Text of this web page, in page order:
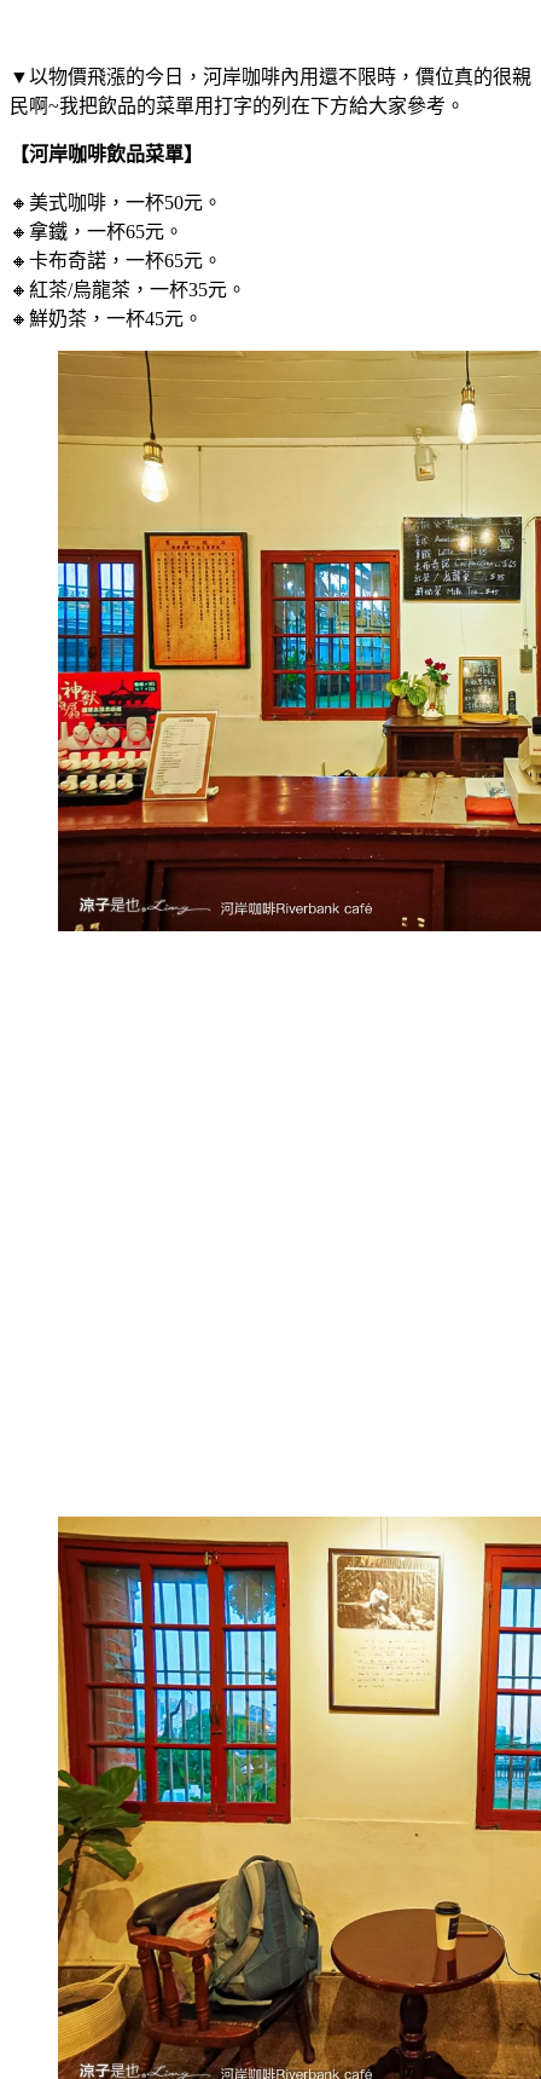
▼以物價飛漲的今日，河岸咖啡內用還不限時，價位真的很親
民啊~我把飲品的菜單用打字的列在下方給大家參考。
【河岸咖啡飲品菜單】
🔸美式咖啡，一杯50元。
🔸拿鐵，一杯65元。
🔸卡布奇諾，一杯65元。
🔸紅茶/烏龍茶，一杯35元。
🔸鮮奶茶，一杯45元。